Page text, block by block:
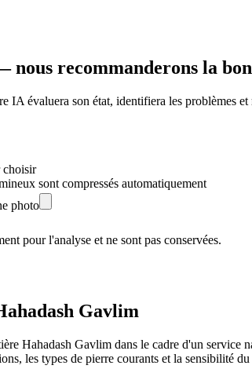
nous recommanderons la
IA évaluera son état, identifiera les problèmes
choisir
sont compressés automatiquement
photo
pour l'analyse et ne sont pas conservées.
Gavlim
Hahadash Gavlim dans le cadre d'un service
les types de pierre courants et la sensibilité